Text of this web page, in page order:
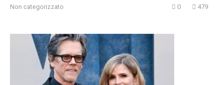
Non categorizzato 0 479